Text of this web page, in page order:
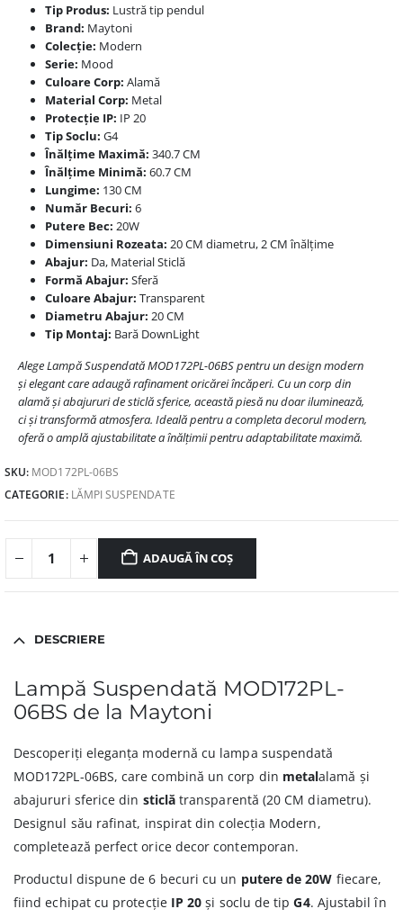
Tip Produs: Lustră tip pendul
Brand: Maytoni
Colecție: Modern
Serie: Mood
Culoare Corp: Alamă
Material Corp: Metal
Protecție IP: IP 20
Tip Soclu: G4
Înălțime Maximă: 340.7 CM
Înălțime Minimă: 60.7 CM
Lungime: 130 CM
Număr Becuri: 6
Putere Bec: 20W
Dimensiuni Rozeata: 20 CM diametru, 2 CM înălțime
Abajur: Da, Material Sticlă
Formă Abajur: Sferă
Culoare Abajur: Transparent
Diametru Abajur: 20 CM
Tip Montaj: Bară DownLight
Alege Lampă Suspendată MOD172PL-06BS pentru un design modern
și elegant care adaugă rafinament oricărei încăperi. Cu un corp din
alamă și abajururi de sticlă sferice, această piesă nu doar iluminează,
ci și transformă atmosfera. Ideală pentru a completa decorul modern,
oferă o amplă ajustabilitate a înălțimii pentru adaptabilitate maximă.
SKU: MOD172PL-06BS
CATEGORIE: LĂMPI SUSPENDATE
ADAUGĂ ÎN COȘ
DESCRIERE
Lampă Suspendată MOD172PL-
06BS de la Maytoni
Descoperiți eleganța modernă cu lampa suspendată
MOD172PL-06BS, care combină un corp din metalalamă și
abajururi sferice din sticlătransparentă (20 CM diametru).
Designul său rafinat, inspirat din colecția Modern,
completează perfect orice decor contemporan.
Productul dispune de 6 becuri cu un putere de 20W fiecare,
fiind echipat cu protecție IP 20 și soclu de tipG4. Ajustabil în